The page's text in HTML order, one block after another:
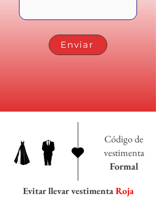
Enviar
Código de
vestimenta
Formal
Evitar llevar vestimentaRoja